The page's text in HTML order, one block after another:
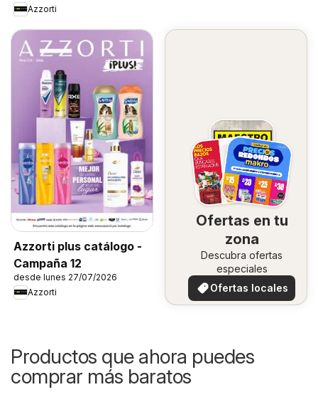
Azzorti
Azzorti plus catálogo -
Campaña 12
desde lunes 27/07/2026
Azzorti
Ofertas en tu
zona
Descubra ofertas
especiales
Ofertas locales
Productos que ahora puedes
comprar más baratos